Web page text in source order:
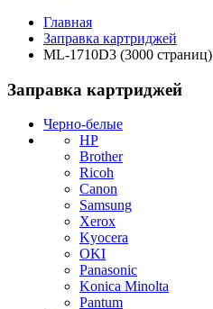
Главная
Заправка картриджей
ML-1710D3 (3000 страниц)
Заправка картриджей
Черно-белые
HP
Brother
Ricoh
Canon
Samsung
Xerox
Kyocera
OKI
Panasonic
Konica Minolta
Pantum